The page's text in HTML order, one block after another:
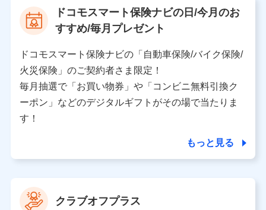
当社又は株式会社NTTドコモが提供する保険関連サービ
スにおけるユーザ登録受付および管理のため
を受けている保険会社・提携会社の保険その他に関する
情報を提供するため、また維持管理等の委託業務遂行の
ため、またそれらに付帯、関連する当社、株式会社NTT
ドコモおよび提携会社のサービスを案内、提供するため
（各サービスで取得したサービス利用履歴、ウェブサイ
トの閲覧履歴、購買履歴、ご契約内容等のパーソナルデ
ータを分析して、お客さまの趣味・嗜好・傾向に応じた
上記に係る案内・手続き・管理等付帯業務を行うため
【当該個人データの管理について責任を有する者の名称・住
ドコモスマート保険ナビの日/今月のお
すすめ/毎月プレゼント
ドコモスマート保険ナビの「自動車保険/バイク保険/
火災保険」のご契約者さま限定！
毎月抽選で「お買い物券」や「コンビニ無料引換ク
ーポン」などのデジタルギフトがその場で当たりま
す！
もっと見る
クラブオフプラス